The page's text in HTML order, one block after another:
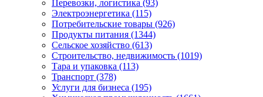
Перевозки, логистика (93)
Электроэнергетика (115)
Потребительские товары (926)
Продукты питания (1344)
Сельское хозяйство (613)
Строительство, недвижимость (1019)
Тара и упаковка (113)
Транспорт (378)
Услуги для бизнеса (195)